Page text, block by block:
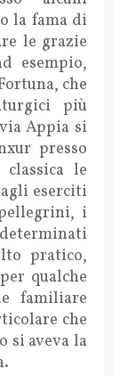
la fama di
le grazie
esempio,
che
più
Appia si
presso
le
eserciti
i
pratico,
qualche
familiare
che
si aveva la